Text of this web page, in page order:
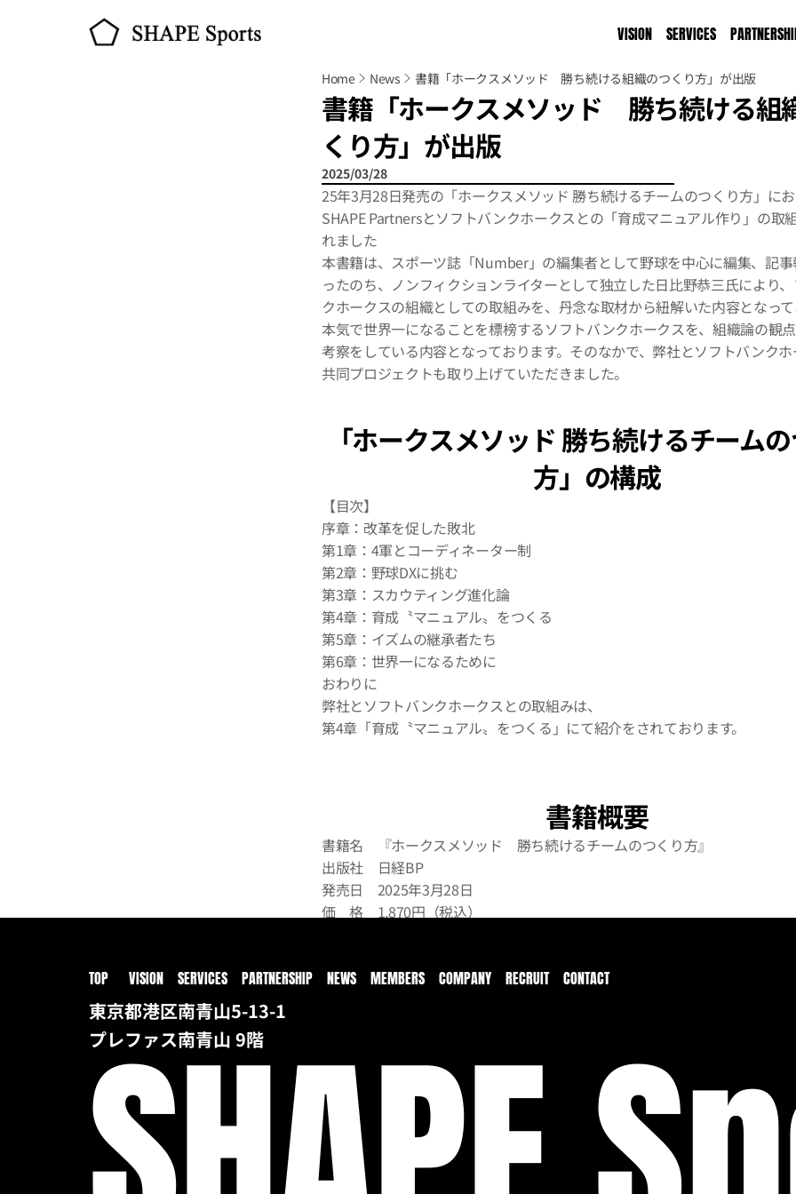
VISION SERVICES
Home News 書籍「ホークスメソッド　勝ち続ける組織のつくり方」が出版
書籍「ホークスメソッド　勝ち続ける組
くり方」が出版
2025/03/28
25年3月28日発売の「ホークスメソッド 勝ち続けるチームのつくり方」に
SHAPE Partnersとソフトバンクホークスとの「育成マニュアル作り」の取
れました
本書籍は、スポーツ誌「Number」の編集者として野球を中心に編集、記
ったのち、ノンフィクションライターとして独立した日比野恭三氏により
クホークスの組織としての取組みを、丹念な取材から紐解いた内容となっ
本気で世界一になることを標榜するソフトバンクホークスを、組織論の観
考察をしている内容となっております。そのなかで、弊社とソフトバンク
共同プロジェクトも取り上げていただきました。
「ホークスメソッド 勝ち続けるチーム
方」の構成
【目次】
序章：改革を促した敗北
第1章：4軍とコーディネーター制
第2章：野球DXに挑む
第3章：スカウティング進化論
第4章：育成〝マニュアル〟をつくる
第5章：イズムの継承者たち
第6章：世界一になるために
おわりに
弊社とソフトバンクホークスとの取組みは、
第4章「育成〝マニュアル〟をつくる」にて紹介をされております。
書籍概要
書籍名　『ホークスメソッド　勝ち続けるチームのつくり方』
出版社　日経BP
発売日　2025年3月28日
価　格　1,870円（税込）
Prev
TOP VISION SERVICES PARTNERSHIP NEWS MEMBERS COMPANY RECRUIT CONTACT
東京都港区南青山5-13-1
プレファス南青山 9階